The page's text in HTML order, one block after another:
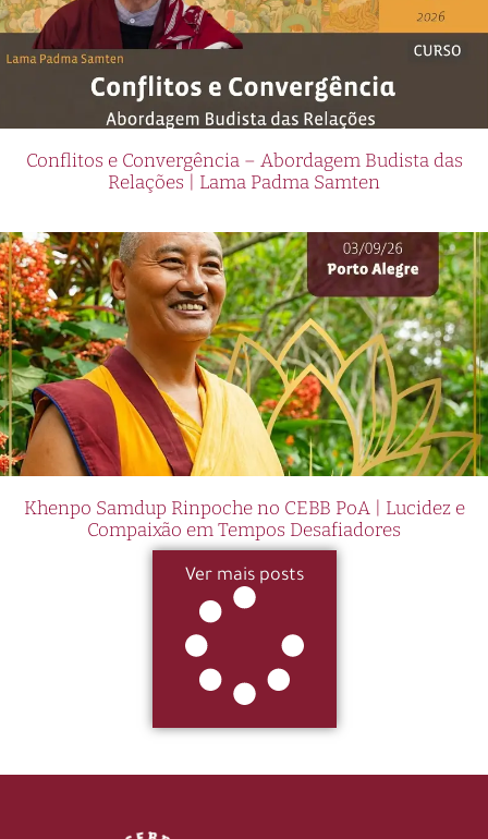
Conflitos e Convergência – Abordagem Budista das
Relações | Lama Padma Samten
Khenpo Samdup Rinpoche no CEBB PoA | Lucidez e
Compaixão em Tempos Desafiadores
Ver mais posts